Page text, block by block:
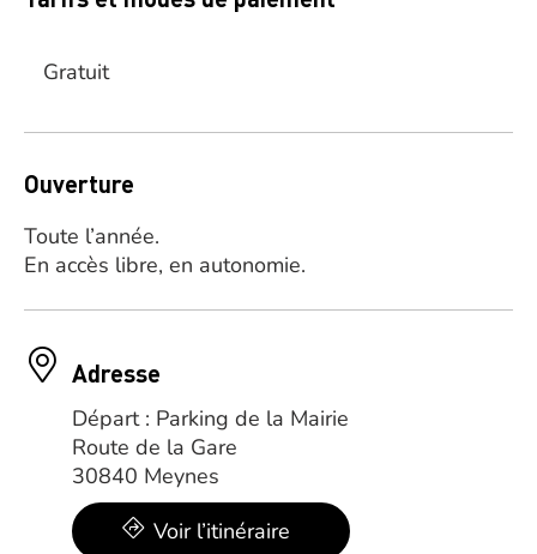
Gratuit
Ouverture
Toute l’année.
En accès libre, en autonomie.
Adresse
Départ : Parking de la Mairie
Route de la Gare
30840 Meynes
Voir l’itinéraire